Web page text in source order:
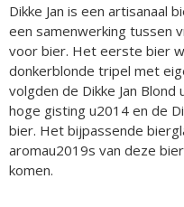
Dikke Jan is een artisanaal
een samenwerking tussen
voor bier. Het eerste bier
donkerblonde tripel met
volgden de Dikke Jan
hoge gisting u2014 en de
bier. Het bijpassende
aromau2019s van deze
komen.